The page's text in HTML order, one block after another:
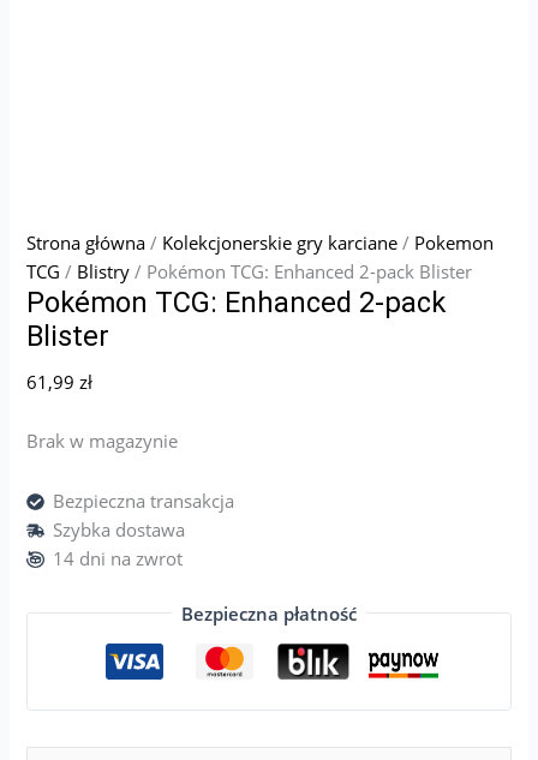
Strona główna / Kolekcjonerskie gry karciane / Pokemon
TCG / Blistry / Pokémon TCG: Enhanced 2-pack Blister
Pokémon TCG: Enhanced 2-pack
Blister
61,99zł
Brak w magazynie
Bezpieczna transakcja
Szybka dostawa
14 dni na zwrot
Bezpieczna płatność